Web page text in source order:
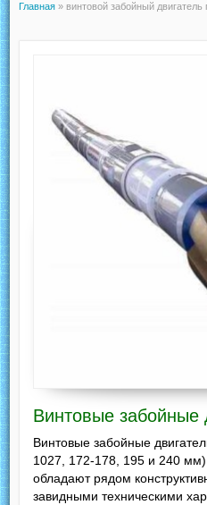
Главная » винтовой забойный
Винтовые забойные
Винтовые забойные
1027, 172-178, 195 и 240
обладают рядом
завидными техническими